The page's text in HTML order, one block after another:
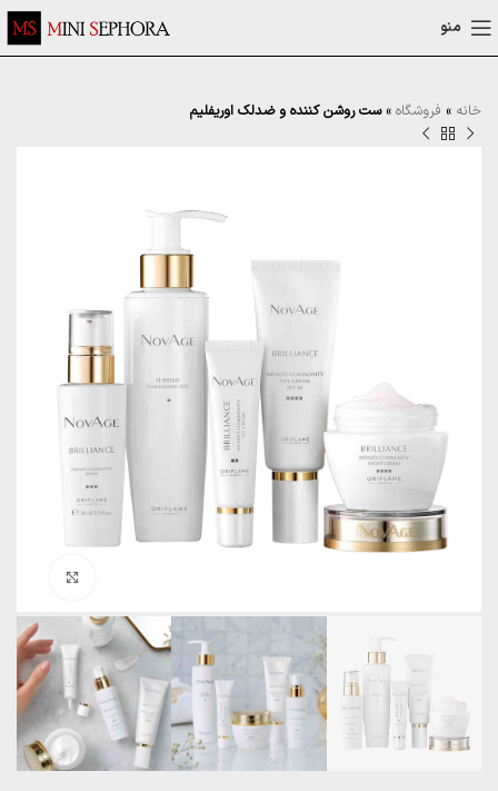
منو
خانه » فروشگاه »ست روشن کننده و ضدلک اوریفلیم